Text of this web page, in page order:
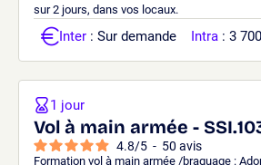
sur 2 jours, dans vos locaux.
Inter : Sur demande Intra : 3
Vol à main armée -
4.8/5 - 50 avis
Formation vol à main armée /braquage :
1 jour